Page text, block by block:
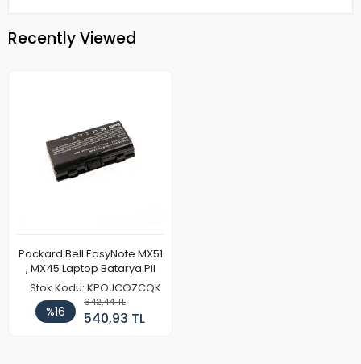
Recently Viewed
Packard Bell EasyNote MX51
, MX45 Laptop Batarya Pil
Stok Kodu: KPOJCOZCQK
%16
642,44 TL
540,93 TL